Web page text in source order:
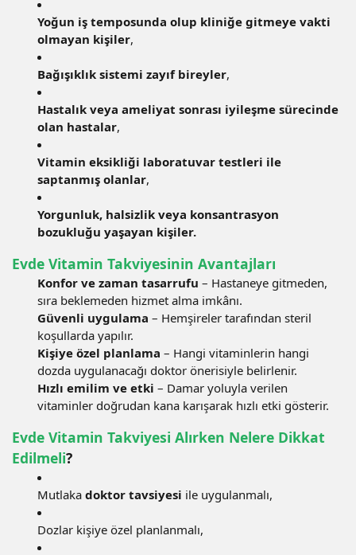
Yoğun iş temposunda olup kliniğe gitmeye vakti
olmayan kişiler,
Bağışıklık sistemi zayıf bireyler,
Hastalık veya ameliyat sonrası iyileşme sürecinde
olan hastalar,
Vitamin eksikliği laboratuvar testleri ile
saptanmış olanlar,
Yorgunluk, halsizlik veya konsantrasyon
bozukluğu yaşayan kişiler.
Evde Vitamin Takviyesinin Avantajları
Konfor ve zaman tasarrufu – Hastaneye gitmeden,
sıra beklemeden hizmet alma imkânı.
Güvenli uygulama – Hemşireler tarafından steril
koşullarda yapılır.
Kişiye özel planlama – Hangi vitaminlerin hangi
dozda uygulanacağı doktor önerisiyle belirlenir.
Hızlı emilim ve etki – Damar yoluyla verilen
vitaminler doğrudan kana karışarak hızlı etki gösterir.
Evde Vitamin Takviyesi Alırken Nelere Dikkat
Edilmeli?
Mutlaka doktor tavsiyesi ile uygulanmalı,
Dozlar kişiye özel planlanmalı,